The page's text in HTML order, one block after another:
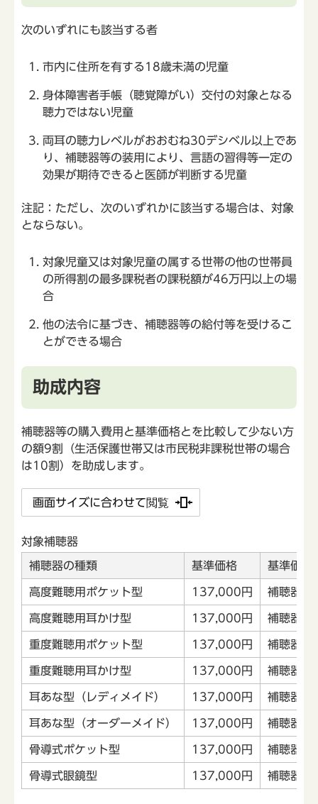
次のいずれにも該当する者
市内に住所を有する18歳未満の児童
身体障害者手帳（聴覚障がい）交付の対象となる
聴力ではない児童
両耳の聴力レベルがおおむね30デシベル以上であ
り、補聴器等の装用により、言語の習得等一定の
効果が期待できると医師が判断する児童
注記：ただし、次のいずれかに該当する場合は、対象
とならない。
対象児童又は対象児童の属する世帯の他の世帯員
の所得割の最多課税者の課税額が46万円以上の場
合
他の法令に基づき、補聴器等の給付等を受けるこ
とができる場合
助成内容
補聴器等の購入費用と基準価格とを比較して少ない方
の額9割（生活保護世帯又は市民税非課税世帯の場合
は10割）を助成します。
画面サイズに合わせて閲覧
対象補聴器
補聴器の種類 基準価格 基準価格
高度難聴用ポケット型 137,000円 補聴器本
高度難聴用耳かけ型 137,000円 補聴器本
重度難聴用ポケット型 137,000円 補聴器本
重度難聴用耳かけ型 137,000円 補聴器本
耳あな型（レディメイド） 137,000円 補聴器本
耳あな型（オーダーメイド） 137,000円 補聴器本
骨導式ポケット型 137,000円 補聴器本
骨導式眼鏡型 137,000円 補聴器本